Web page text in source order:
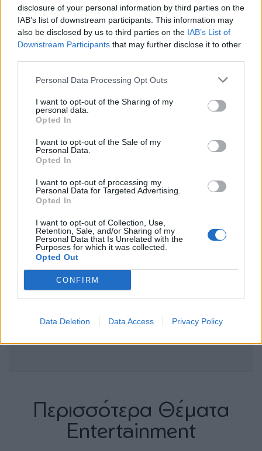
disclosure of your personal information by third parties on the
IAB’s list of downstream participants. This information may
also be disclosed by us to third parties on the IAB’s List of
Downstream Participants that may further disclose it to other
Personal Data Processing Opt Outs
I want to opt-out of the Sharing of my
personal data.
Opted In
I want to opt-out of the Sale of my
Personal Data.
Opted In
I want to opt-out of processing my
Personal Data for Targeted Advertising.
Opted In
I want to opt-out of Collection, Use,
Retention, Sale, and/or Sharing of my
Personal Data that Is Unrelated with the
Purposes for which it was collected.
Opted Out
CONFIRM
Data Deletion Data Access Privacy Policy
μάθετε πρώτοιτα πιο hot νέα.
Ακολουθήστε το Pink.gr και στοInstagram
Περισσότερα Θέματα
Entertainment